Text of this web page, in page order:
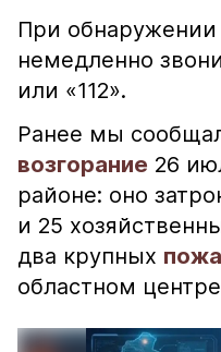
При обнаружении
немедленно
или «112».
Ранее мы
возгорание 26
районе: оно
и 25
два крупных
областном